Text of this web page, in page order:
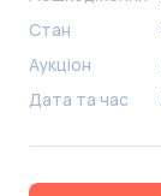
Стан
Аукціон
Дата та час